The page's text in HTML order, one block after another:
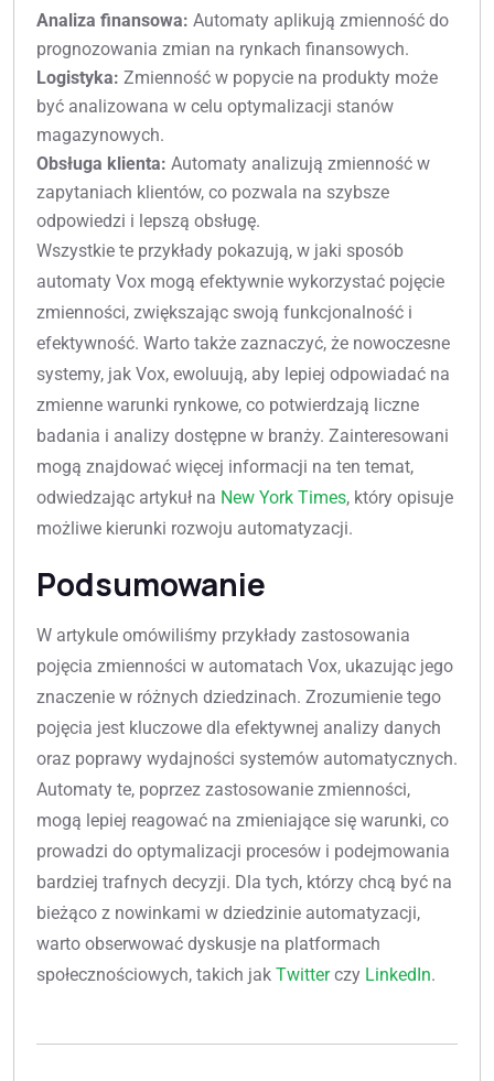
Analiza finansowa: Automaty aplikują zmienność do
prognozowania zmian na rynkach finansowych.
Logistyka: Zmienność w popycie na produkty może
być analizowana w celu optymalizacji stanów
magazynowych.
Obsługa klienta: Automaty analizują zmienność w
zapytaniach klientów, co pozwala na szybsze
odpowiedzi i lepszą obsługę.
Wszystkie te przykłady pokazują, w jaki sposób
automaty Vox mogą efektywnie wykorzystać pojęcie
zmienności, zwiększając swoją funkcjonalność i
efektywność. Warto także zaznaczyć, że nowoczesne
systemy, jak Vox, ewoluują, aby lepiej odpowiadać na
zmienne warunki rynkowe, co potwierdzają liczne
badania i analizy dostępne w branży. Zainteresowani
mogą znajdować więcej informacji na ten temat,
odwiedzając artykuł na New York Times, który opisuje
możliwe kierunki rozwoju automatyzacji.
Podsumowanie
W artykule omówiliśmy przykłady zastosowania
pojęcia zmienności w automatach Vox, ukazując jego
znaczenie w różnych dziedzinach. Zrozumienie tego
pojęcia jest kluczowe dla efektywnej analizy danych
oraz poprawy wydajności systemów automatycznych.
Automaty te, poprzez zastosowanie zmienności,
mogą lepiej reagować na zmieniające się warunki, co
prowadzi do optymalizacji procesów i podejmowania
bardziej trafnych decyzji. Dla tych, którzy chcą być na
bieżąco z nowinkami w dziedzinie automatyzacji,
warto obserwować dyskusje na platformach
społecznościowych, takich jak Twitterczy LinkedIn.